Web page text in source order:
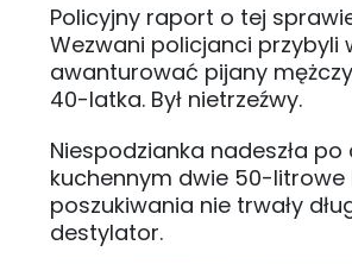
Policyjny raport o tej
Wezwani policjanci przybyli
awanturować pijany
40-latka. Był nietrzeźwy.
Niespodzianka nadeszła
kuchennym dwie 50-litrowe
poszukiwania nie trwały
destylator.